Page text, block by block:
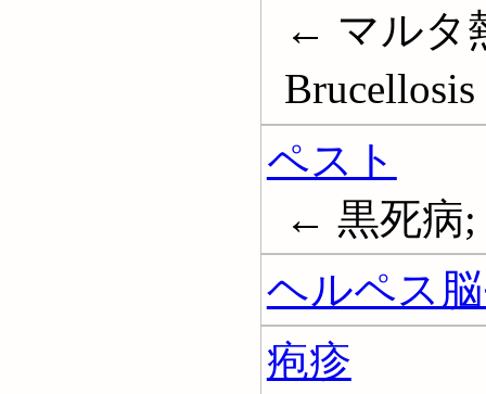
← マルタ
Brucellosis
ペスト
← 黒死病;
ヘルペス
疱疹